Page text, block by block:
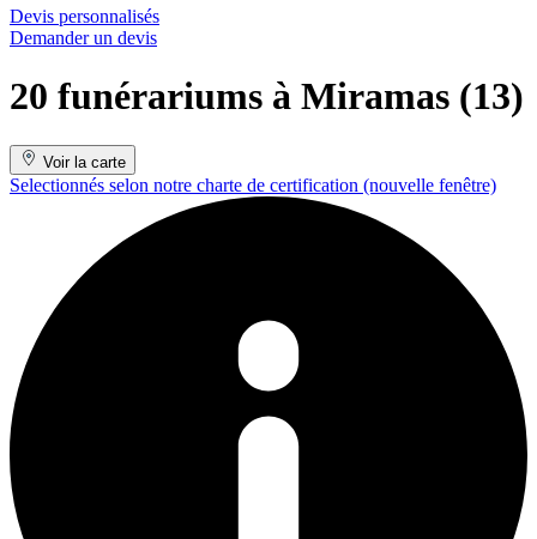
Devis personnalisés
Demander un devis
20 funérariums à Miramas (13)
Voir la carte
Selectionnés selon notre charte de certification (nouvelle fenêtre)